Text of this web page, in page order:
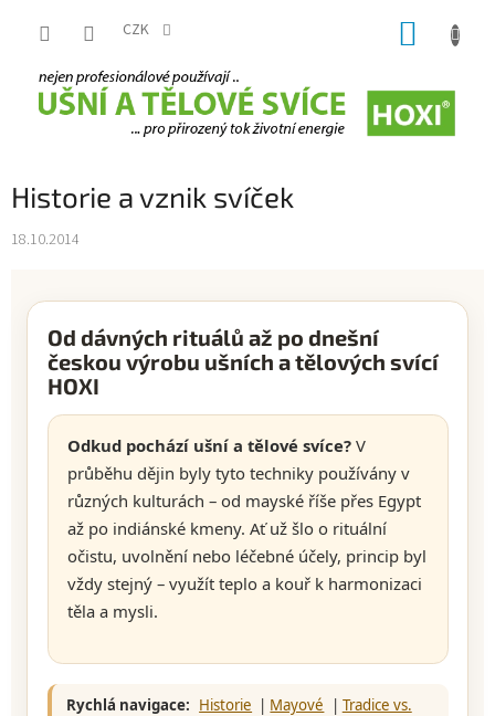
CZK
Historie a vznik svíček
18.10.2014
Od dávných rituálů až po dnešní
českou výrobu ušních a tělových svící
HOXI
Odkud pochází ušní a tělové svíce? V
průběhu dějin byly tyto techniky používány v
různých kulturách – od mayské říše přes Egypt
až po indiánské kmeny. Ať už šlo o rituální
očistu, uvolnění nebo léčebné účely, princip byl
vždy stejný – využít teplo a kouř k harmonizaci
těla a mysli.
Rychlá navigace: Historie | Mayové | Tradice vs.